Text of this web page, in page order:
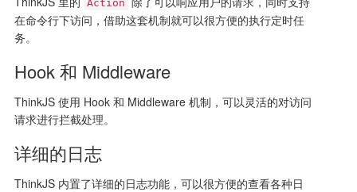
Action
在命令行下访问，借助这套机制就可以很方便的执行定时任
务。
Hook 和 Middleware
ThinkJS 使用 Hook 和 Middleware 机制，可以灵活的对访问
请求进行拦截处理。
详细的日志
ThinkJS 内置了详细的日志功能，可以很方便的查看各种日